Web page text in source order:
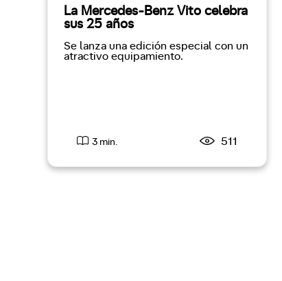
La Mercedes-Benz Vito celebra
sus 25 años
Se lanza una edición especial con un
atractivo equipamiento.
3 min. 511